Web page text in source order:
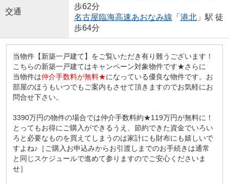
交通
歩62分
名古屋臨海高速あおなみ線 「 港北」駅 徒
歩64分
当物件【新築一戸建て】をご覧いただき有り難うございます！
こちらの新築一戸建てはキャンペーン対象物件です★さらに
当物件は仲介手数料が無料★になっている優良な物件です。お
部屋のほうもいつでもご案内もさせて頂きますのでお気軽にお
問合せ下さい。
3390万円の物件の場合では仲介手数料約★119万円が無料に！
とってもお得にご購入ができるうえ、節約できた資金でいろい
ろと必要なものを買えてしまうのは家計にも財布にも嬉しいで
すよね♪［ご購入お申込みからお引渡しまでのお手続きは通常
と同じスケジュールで進めて参りますのでご安心くださいま
せ］